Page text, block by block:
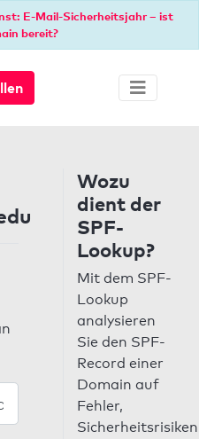
E-Mail-Sicherheitsjahr – ist
bereit?
Wozu
dient der
SPF-
Lookup?
Mit dem SPF-
Lookup
analysieren
Sie den SPF-
Record einer
Domain auf
Fehler,
Sicherheitsrisiken